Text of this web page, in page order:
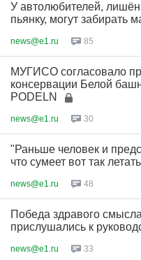
У автолюбителей,
пьянку, могут забирать
news@e1.ru 85
МУГИСО согласовало
консервации Белой
PODELN
news@e1.ru 30
"Раньше человек и
что сумеет вот так
news@e1.ru 48
Победа здравого
прислушались к
news@e1.ru 33